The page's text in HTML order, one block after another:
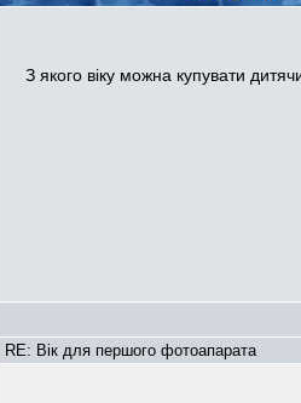
З якого віку можна купувати
RE: Вік для першого фотоапарата